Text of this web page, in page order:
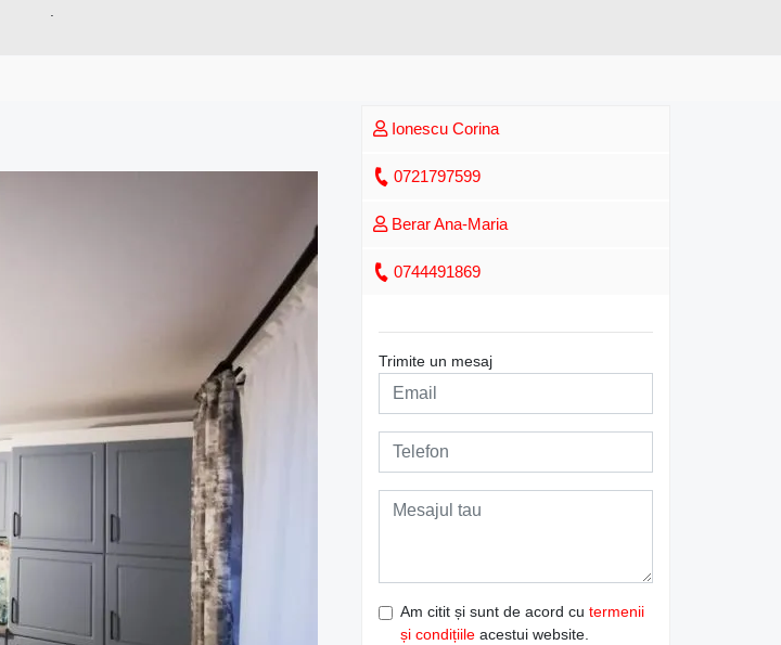
Ionescu Corina
0721797599
Berar Ana-Maria
0744491869
Trimite un mesaj
Am citit și sunt de acord cu termenii
și condițiile acestui website.